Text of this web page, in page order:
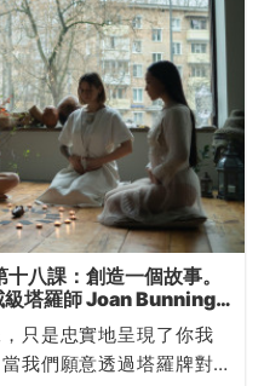
八課：創造一個故事。
級塔羅師 Joan Bunning
只是忠實地呈現了你我
我們願意透過塔羅牌對